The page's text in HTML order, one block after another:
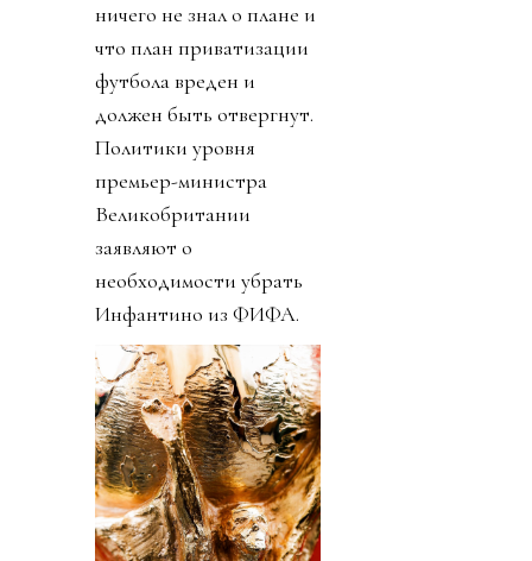
ничего не знал о плане и
что план приватизации
футбола вреден и
должен быть отвергнут.
Политики уровня
премьер-министра
Великобритании
заявляют о
необходимости убрать
Инфантино из ФИФА.